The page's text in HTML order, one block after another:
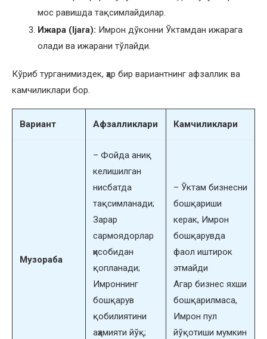
мос равишда тақсимлайдилар.
Ижара (Ijara): Имрон дўконни Ўктамдан ижарага
олади ва ижарани тўлайди.
Кўриб турганимиздек, ҳар бир вариантнинг афзаллик ва
камчиликлари бор.
Вариант Афзалликлари Камчиликлари
Музораба
– Фойда аниқ
келишилган
нисбатда
тақсимланади;
Зарар
сармоядорлар
ҳисобидан
қопланади;
Имроннинг
бошқарув
қобилиятини
аҳамияти йўқ;
– Ўктам бизнесни
бошқариши
керак, Имрон
бошқарувда
фаол иштирок
этмайди
Агар бизнес яхши
бошқарилмаса,
Имрон пул
йўқотиши мумкин